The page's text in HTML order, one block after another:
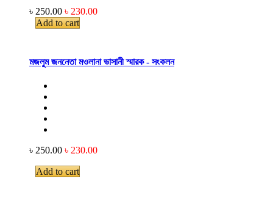
৳ 250.00 ৳ 230.00
Add to cart
মজলুম জননেতা মওলানা ভাসানী স্মারক - সংকলন
৳ 250.00 ৳ 230.00
Add to cart